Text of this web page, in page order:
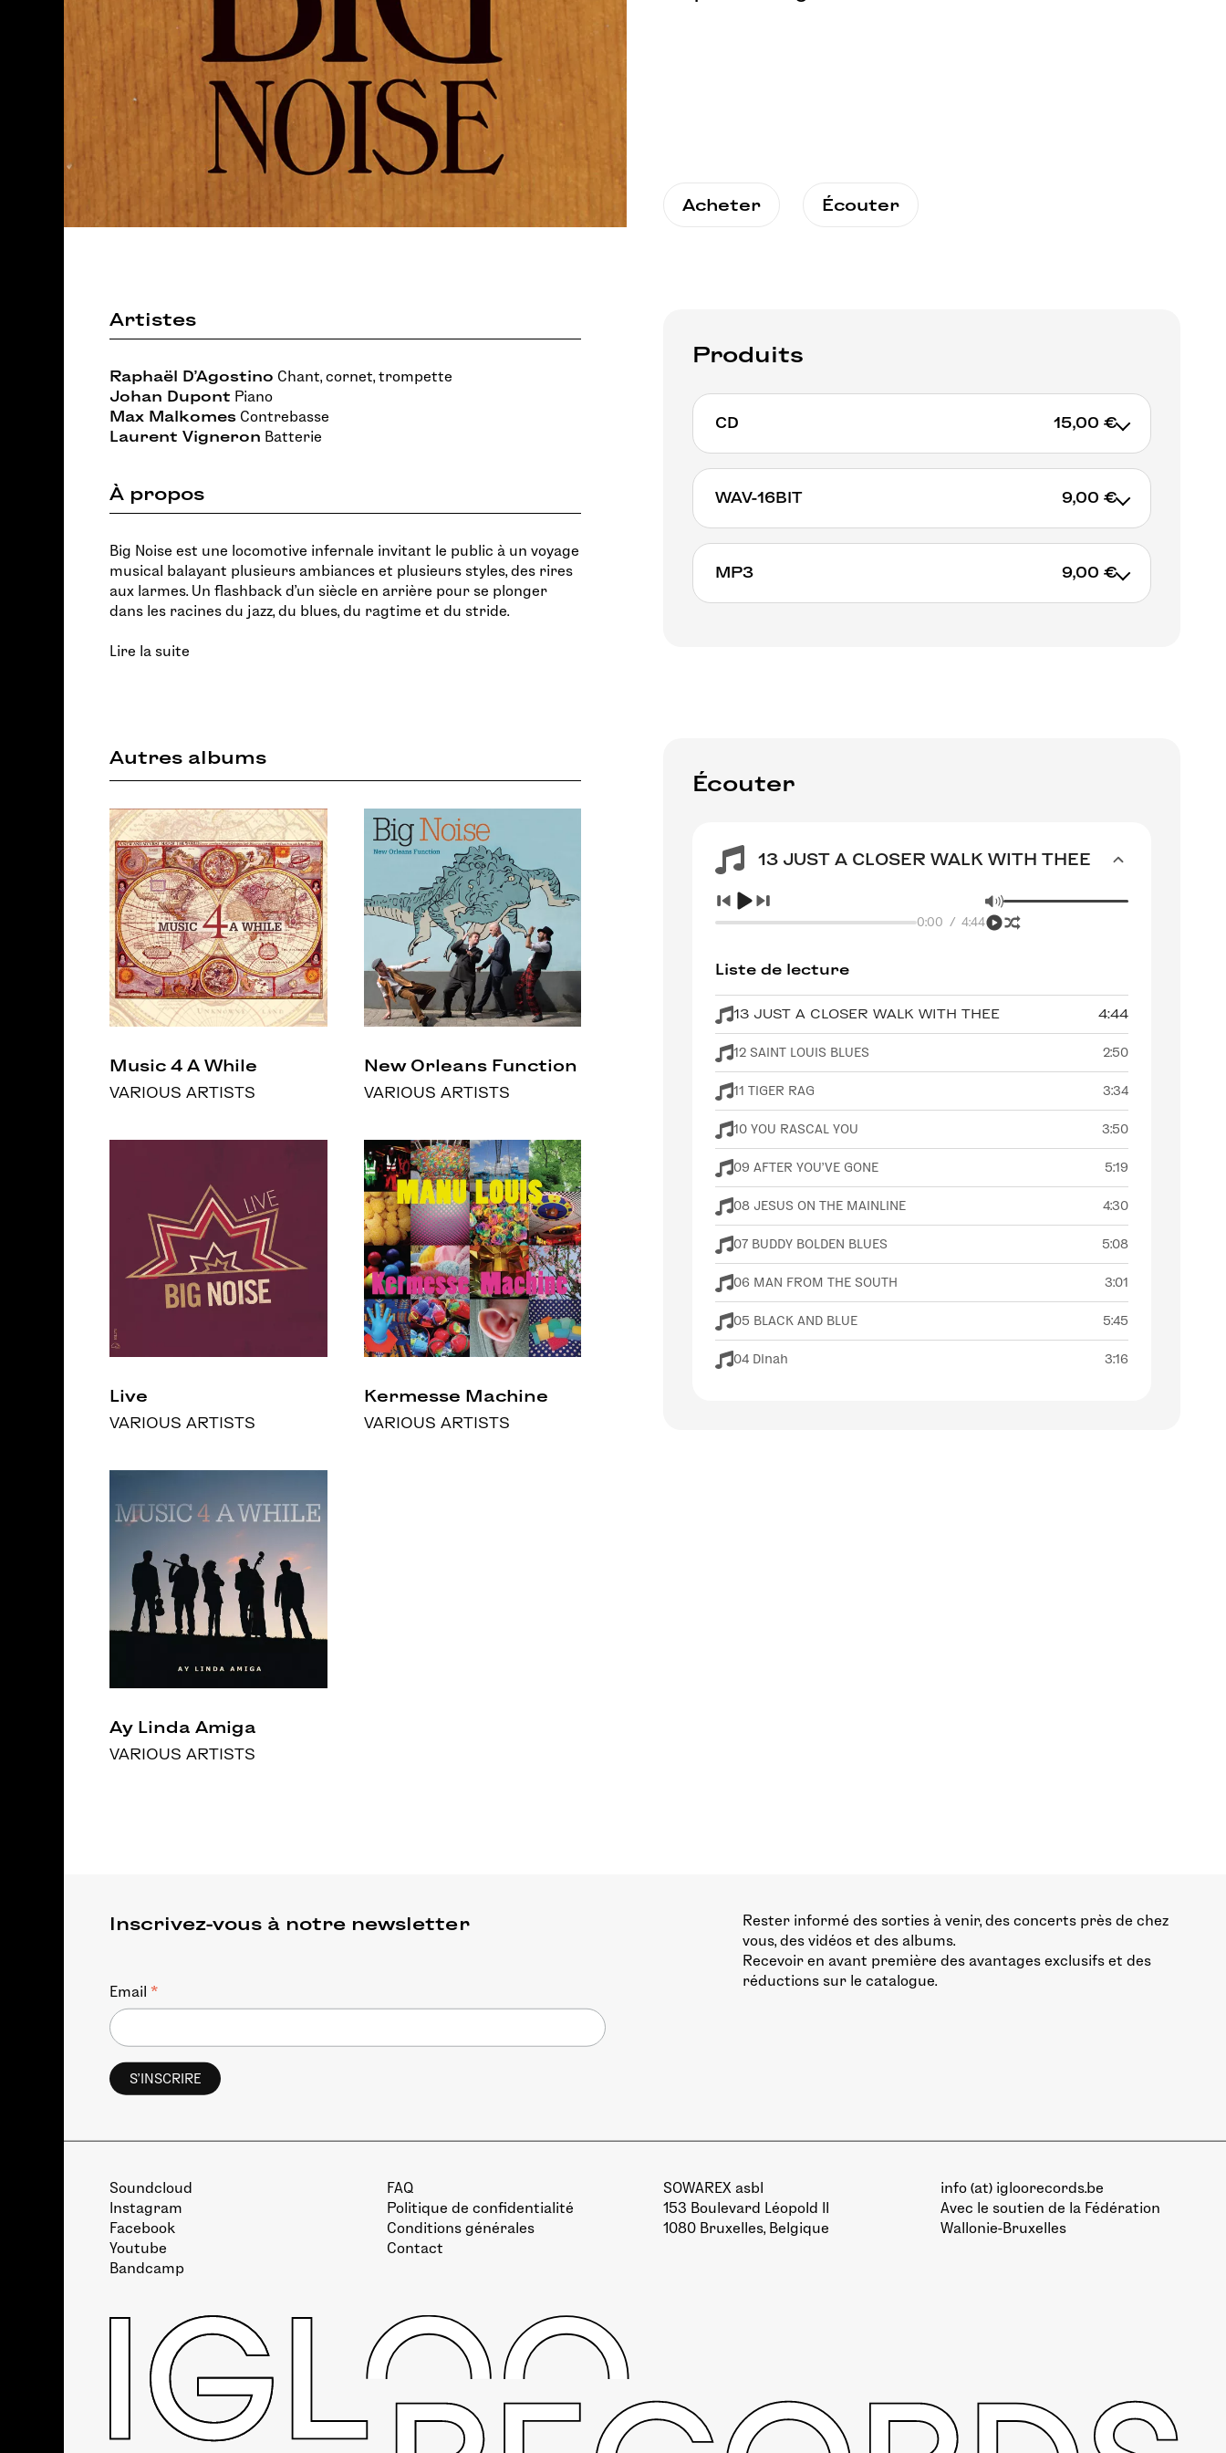
Acheter Écouter
Artistes
Raphaël D'Agostino Chant, cornet, trompette
Johan Dupont Piano
Max Malkomes Contrebasse
Laurent Vigneron Batterie
À propos
Big Noise est une locomotive infernale invitant le public à un voyage
musical balayant plusieurs ambiances et plusieurs styles, des rires
aux larmes. Un flashback d’un siècle en arrière pour se plonger
dans les racines du jazz, du blues, du ragtime et du stride.
Lire la suite
Autres albums
Music 4 A While
VARIOUS ARTISTS
New Orleans Function
VARIOUS ARTISTS
Live
VARIOUS ARTISTS
Kermesse Machine
VARIOUS ARTISTS
Ay Linda Amiga
VARIOUS ARTISTS
Produits
CD 15,00 €
WAV-16BIT 9,00 €
MP3 9,00 €
Écouter
13 JUST A CLOSER WALK WITH THEE
0:00 / 4:44
Liste de lecture
13 JUST A CLOSER WALK WITH THEE 4:44
12 SAINT LOUIS BLUES 2:50
11 TIGER RAG 3:34
10 YOU RASCAL YOU 3:50
09 AFTER YOU'VE GONE 5:19
08 JESUS ON THE MAINLINE 4:30
07 BUDDY BOLDEN BLUES 5:08
06 MAN FROM THE SOUTH 3:01
05 BLACK AND BLUE 5:45
04 Dinah 3:16
Rester informé des sorties à venir, des concerts près de chez
vous, des vidéos et des albums.
Recevoir en avant première des avantages exclusifs et des
réductions sur le catalogue.
Inscrivez-vous à notre newsletter
Email *
Soundcloud
Instagram
Facebook
Youtube
Bandcamp
FAQ
Politique de confidentialité
Conditions générales
Contact
SOWAREX asbl
153 Boulevard Léopold II
1080 Bruxelles, Belgique
info (at) igloorecords.be
Avec le soutien de la Fédération
Wallonie-Bruxelles